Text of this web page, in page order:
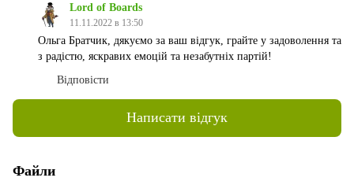
Lord of Boards
11.11.2022 в 13:50
Ольга Братчик, дякуємо за ваш відгук, грайте у задоволення та
з радістю, яскравих емоцій та незабутніх партій!
Відповісти
Написати відгук
Файли